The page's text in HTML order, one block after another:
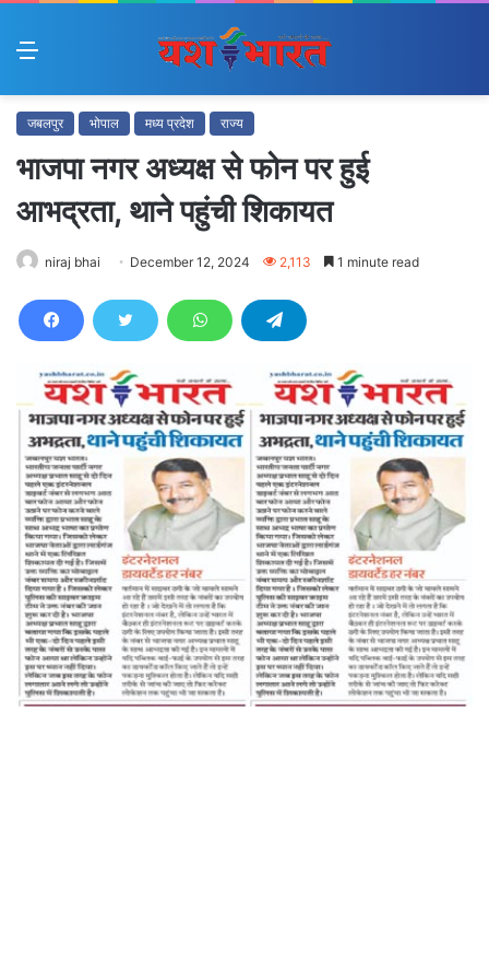
Menu
जबलपुर भोपाल मध्य प्रदेश राज्य
भाजपा नगर अध्यक्ष से फोन पर हुई
आभद्रता, थाने पहुंची शिकायत
niraj bhai December 12, 2024 2,113 1 minute read